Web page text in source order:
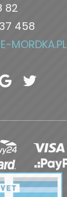
82
458
MORDKA.PL